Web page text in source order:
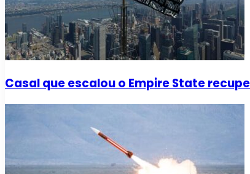
Casal que escalou o Empire State